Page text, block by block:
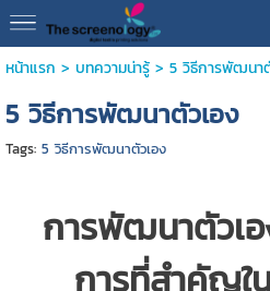
หน้าแรก > บทความน่ารู้> 5 วิธีการพัฒนา
5 วิธีการพัฒนาตัวเอง
Tags: 5 วิธีการพัฒนาตัวเอง
การพัฒนาตัวเอ
การที่สำคัญใ